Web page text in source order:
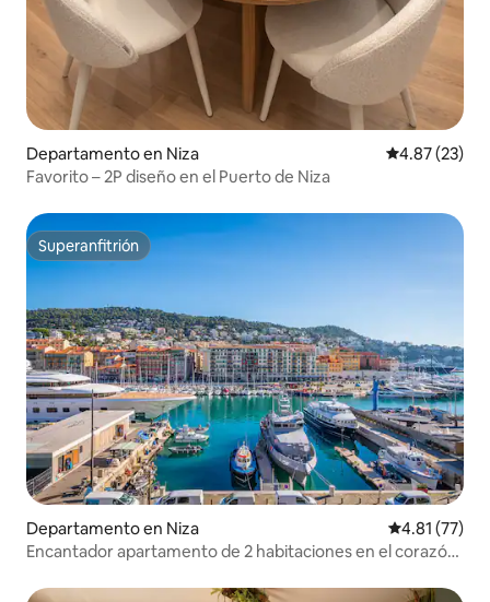
Departamento en Niza Calificación
4.87 (23)
Favorito – 2P diseño en el Puerto de Niza
Superanfitrión
Superanfitrión
Departamento en Niza Calificación
4.81 (77)
Encantador apartamento de 2 habitaciones en el corazón